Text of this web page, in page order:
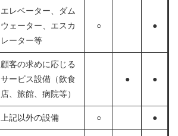
エレベーター、ダム
ウェーター、エスカ
レーター等
○ ●
顧客の求めに応じる
サービス設備（飲食
店、旅館、病院等）
● ●
上記以外の設備 ○ ●